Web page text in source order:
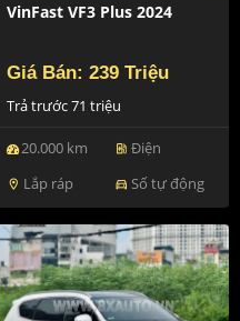
VinFast VF3 Plus 2024
Giá Bán: 239 Triệu
Trả trước 71 triệu
20.000 km ev_station Điện
location_on Lắp ráp directions_car Số tự động